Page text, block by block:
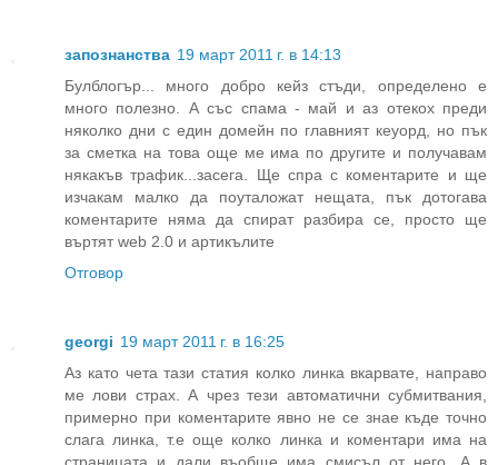
запознанства 19 март 2011 г. в 14:13
Булблогър... много добро кейз стъди, определено е
много полезно. А със спама - май и аз отекох преди
няколко дни с един домейн по главният кеуорд, но пък
за сметка на това още ме има по другите и получавам
някакъв трафик...засега. Ще спра с коментарите и ще
изчакам малко да поуталожат нещата, пък дотогава
коментарите няма да спират разбира се, просто ще
въртят web 2.0 и артикълите
Отговор
georgi 19 март 2011 г. в 16:25
Аз като чета тази статия колко линка вкарвате, направо
ме лови страх. А чрез тези автоматични субмитвания,
примерно при коментарите явно не се знае къде точно
слага линка, т.е още колко линка и коментари има на